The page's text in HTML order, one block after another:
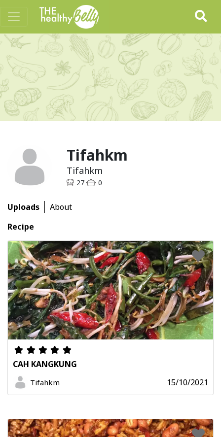
Tifahkm
Tifahkm
27 0
Uploads
About
Recipe
CAH KANGKUNG
Tifahkm 15/10/2021